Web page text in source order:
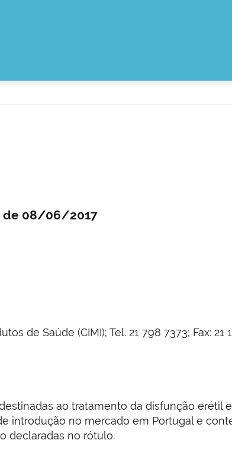
de 08/06/2017
de Saúde (CIMI); Tel. 21 798 7373; Fax: 21
ao tratamento da disfunção erétil
introdução no mercado em Portugal e
declaradas no rótulo.